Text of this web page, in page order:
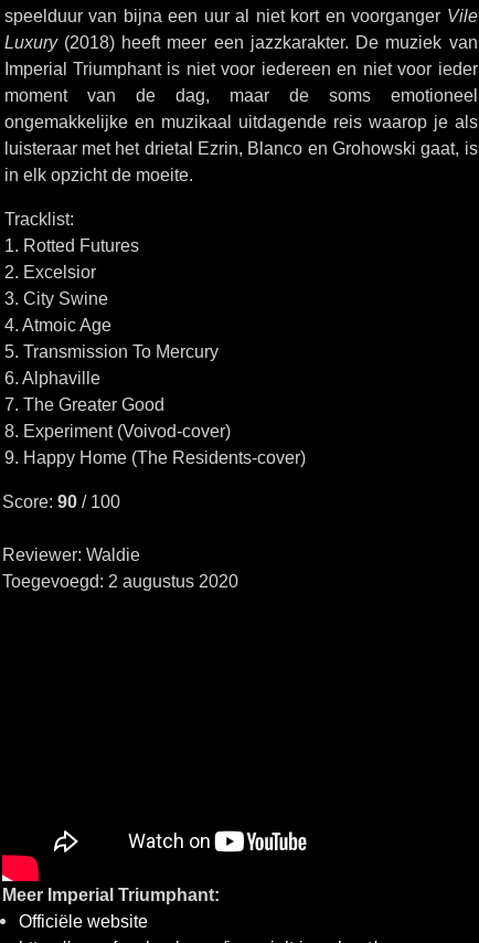
speelduur van bijna een uur al niet kort en voorganger Vile
Luxury(2018) heeft meer een jazzkarakter. De muziek van
Imperial Triumphant is niet voor iedereen en niet voor ieder
moment van de dag, maar de soms emotioneel
ongemakkelijke en muzikaal uitdagende reis waarop je als
luisteraar met het drietal Ezrin, Blanco en Grohowski gaat, is
in elk opzicht de moeite.
Tracklist:
1. Rotted Futures
2. Excelsior
3. City Swine
4. Atmoic Age
5. Transmission To Mercury
6. Alphaville
7. The Greater Good
8. Experiment (Voivod-cover)
9. Happy Home (The Residents-cover)
Score: 90/ 100
Reviewer: Waldie
Toegevoegd: 2 augustus 2020
Meer Imperial Triumphant:
Officiële website